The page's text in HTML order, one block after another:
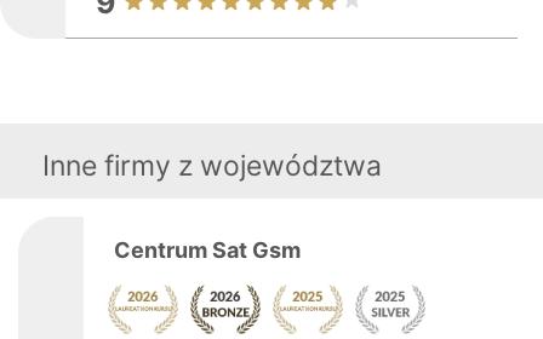
Inne firmy z województwa
Centrum Sat Gsm